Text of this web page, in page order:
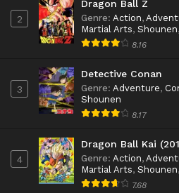
2
Dragon Ball Z
Genre: Action,
Martial Arts, Shounen,
8.16
3
Detective Conan
Genre: Adventure,
Shounen
8.17
4
Dragon Ball Kai
Genre: Action,
Martial Arts, Shounen,
7.68